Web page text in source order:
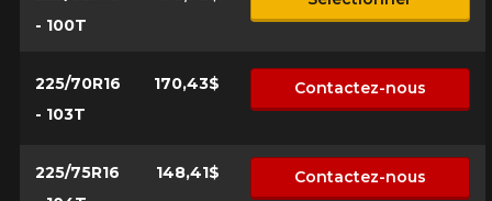
- 100T
225/70R16
- 103T
170,43$ Contactez-nous
225/75R16
148,41$ Contactez-nous